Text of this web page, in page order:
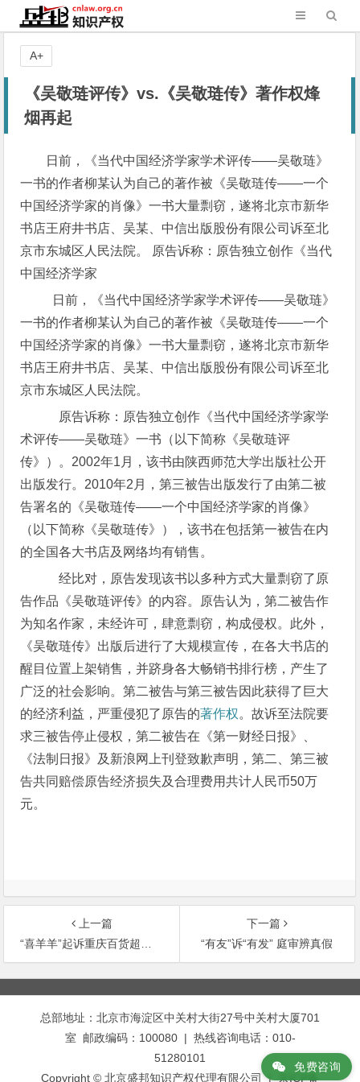
《吴敬琏评传》vs.《吴敬琏传》著作权烽
烟再起
日前，《当代中国经济学家学术评传——吴敬琏》
一书的作者柳某认为自己的著作被《吴敬琏传——一个
中国经济学家的肖像》一书大量剽窃，遂将北京市新华
书店王府井书店、吴某、中信出版股份有限公司诉至北
京市东城区人民法院。 原告诉称：原告独立创作《当代
中国经济学家
日前，《当代中国经济学家学术评传——吴敬琏》
一书的作者柳某认为自己的著作被《吴敬琏传——一个
中国经济学家的肖像》一书大量剽窃，遂将北京市新华
书店王府井书店、吴某、中信出版股份有限公司诉至北
京市东城区人民法院。
原告诉称：原告独立创作《当代中国经济学家学
术评传——吴敬琏》一书（以下简称《吴敬琏评
传》）。2002年1月，该书由陕西师范大学出版社公开
出版发行。2010年2月，第三被告出版发行了由第二被
告署名的《吴敬琏传——一个中国经济学家的肖像》
（以下简称《吴敬琏传》），该书在包括第一被告在内
的全国各大书店及网络均有销售。
经比对，原告发现该书以多种方式大量剽窃了原
告作品《吴敬琏评传》的内容。原告认为，第二被告作
为知名作家，未经许可，肆意剽窃，构成侵权。此外，
《吴敬琏传》出版后进行了大规模宣传，在各大书店的
醒目位置上架销售，并跻身各大畅销书排行榜，产生了
广泛的社会影响。第二被告与第三被告因此获得了巨大
的经济利益，严重侵犯了原告的著作权。故诉至法院要
求三被告停止侵权，第二被告在《第一财经日报》、
《法制日报》及新浪网上刊登致歉声明，第二、第三被
告共同赔偿原告经济损失及合理费用共计人民币50万
元。
A+
上一篇
“喜羊羊”起诉重庆百货超市侵权索赔5万
下一篇
“有友”诉“有发” 庭审辨真假
文
章
总部地址：北京市海淀区中关村大街27号中关村大厦701
室 邮政编码：100080 | 热线咨询电话：010-
51280101
Copyright © 北京盛邦知识产权代理有限公司 | 京ICP备
免费咨询